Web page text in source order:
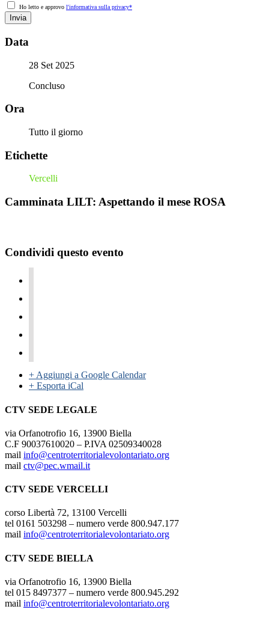
Ho letto e approvo l'informativa sulla privacy*
Invia
Data
28 Set 2025
Concluso
Ora
Tutto il giorno
Etichette
Vercelli
Camminata LILT: Aspettando il mese ROSA
Condividi questo evento
+ Aggiungi a Google Calendar
+ Esporta iCal
CTV SEDE LEGALE
via Orfanotrofio 16, 13900 Biella
C.F 90037610020 – P.IVA 02509340028
mail info@centroterritorialevolontariato.org
mail ctv@pec.wmail.it
CTV SEDE VERCELLI
corso Libertà 72, 13100 Vercelli
tel 0161 503298 – numero verde 800.947.177
mail info@centroterritorialevolontariato.org
CTV SEDE BIELLA
via Orfanotrofio 16, 13900 Biella
tel 015 8497377 – numero verde 800.945.292
mail info@centroterritorialevolontariato.org